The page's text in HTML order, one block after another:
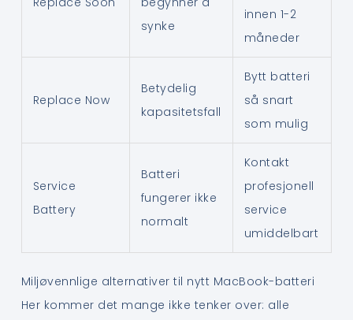
synke
innen 1-2
måneder
Replace Now
Betydelig
kapasitetsfall
Bytt batteri
så snart
som mulig
Service
Battery
Batteri
fungerer ikke
normalt
Kontakt
profesjonell
service
umiddelbart
Miljøvennlige alternativer til nytt MacBook-batteri
Her kommer det mange ikke tenker over: alle